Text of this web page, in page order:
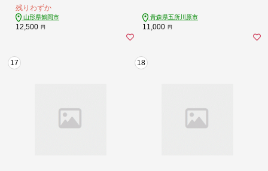
豆 枝豆 えだまめ 豆 1.2キロ 夏の味覚
おつまみ 旬の野菜 期間限定 名産品
ビールのお供 手土産 山形県 庄内 東
北 返礼品
残りわずか
山形県鶴岡市
12,500 円
青森県五所川原市
11,000 円
17 18